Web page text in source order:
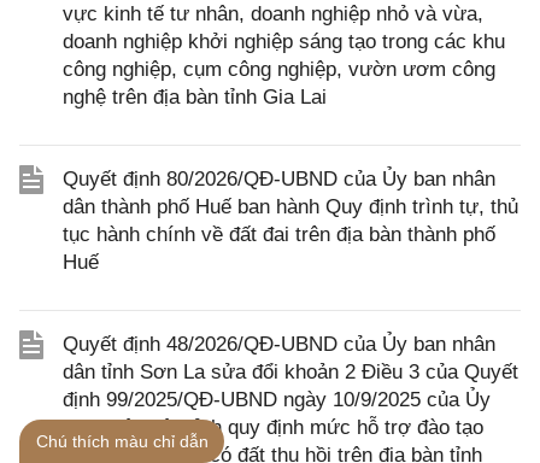
vực kinh tế tư nhân, doanh nghiệp nhỏ và vừa,
doanh nghiệp khởi nghiệp sáng tạo trong các khu
công nghiệp, cụm công nghiệp, vườn ươm công
nghệ trên địa bàn tỉnh Gia Lai
Quyết định 80/2026/QĐ-UBND của Ủy ban nhân
dân thành phố Huế ban hành Quy định trình tự, thủ
tục hành chính về đất đai trên địa bàn thành phố
Huế
Quyết định 48/2026/QĐ-UBND của Ủy ban nhân
dân tỉnh Sơn La sửa đổi khoản 2 Điều 3 của Quyết
định 99/2025/QĐ-UBND ngày 10/9/2025 của Ủy
ban nhân dân tỉnh quy định mức hỗ trợ đào tạo
nghề cho người có đất thu hồi trên địa bàn tỉnh
Chú thích màu chỉ dẫn